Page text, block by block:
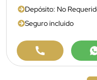
Depósito: No
Seguro incluido